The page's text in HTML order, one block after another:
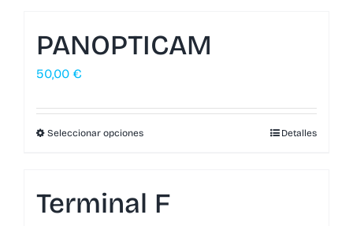
PANOPTICAM
50,00 €
Seleccionar opciones Detalles
Terminal F